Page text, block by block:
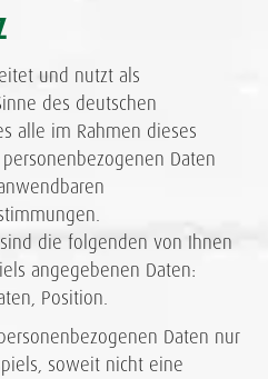
und nutzt als
des deutschen
alle im Rahmen dieses
Daten
die folgenden von Ihnen
angegebenen Daten:
Position.
Daten nur
soweit nicht eine